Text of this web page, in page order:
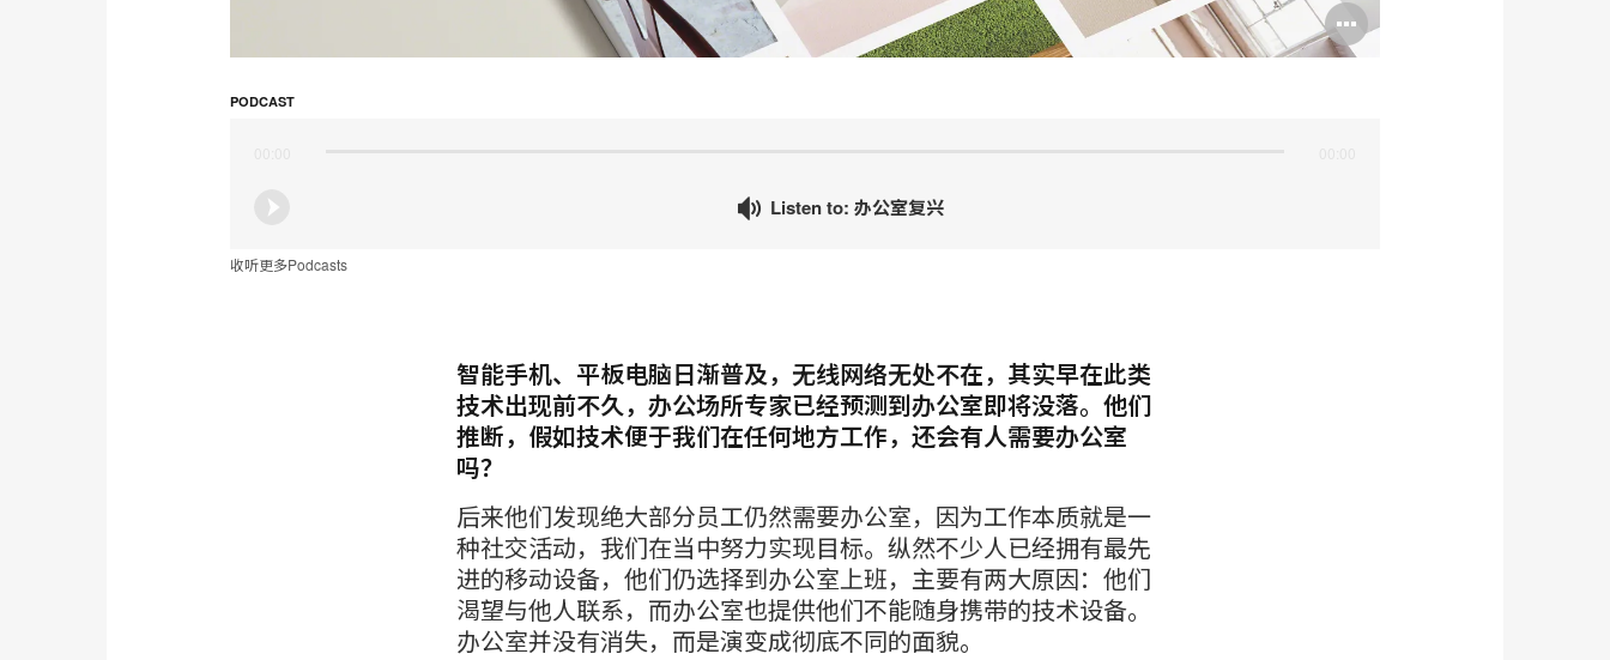
打
开
PODCAST
Listen to: 办公室复兴
收听更多Podcasts
智能手机、平板电脑日渐普及，无线网络无处不在，其实早在此类
技术出现前不久，办公场所专家已经预测到办公室即将没落。他们
推断，假如技术便于我们在任何地方工作，还会有人需要办公室
吗？
后来他们发现绝大部分员工仍然需要办公室，因为工作本质就是一
种社交活动，我们在当中努力实现目标。纵然不少人已经拥有最先
进的移动设备，他们仍选择到办公室上班，主要有两大原因：他们
渴望与他人联系，而办公室也提供他们不能随身携带的技术设备。
办公室并没有消失，而是演变成彻底不同的面貌。